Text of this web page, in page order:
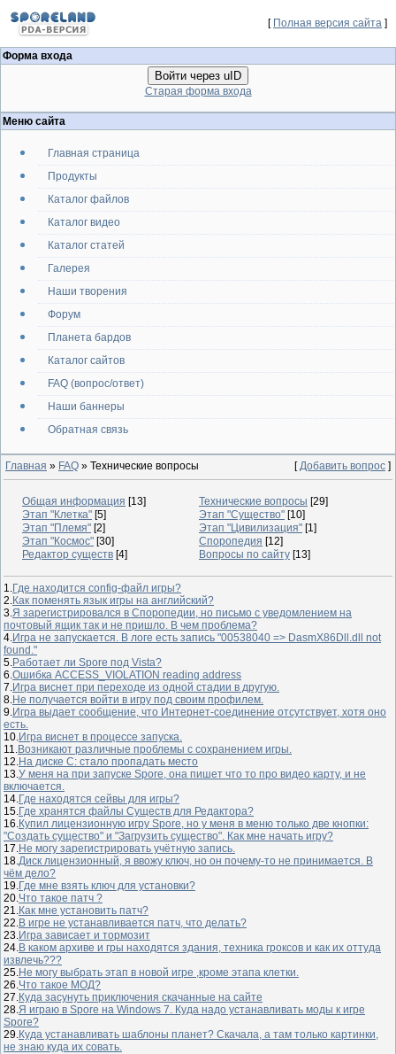
[ Полная версия сайта ]
Форма входа
Войти через uID
Старая форма входа
Меню сайта
Главная страница
Продукты
Каталог файлов
Каталог видео
Каталог статей
Галерея
Наши творения
Форум
Планета бардов
Каталог сайтов
FAQ (вопрос/ответ)
Наши баннеры
Обратная связь
Главная » FAQ » Технические вопросы [Добавить вопрос ]
Общая информация [13] Технические вопросы [29]
Этап "Клетка" [5] Этап "Существо" [10]
Этап "Племя" [2] Этап "Цивилизация" [1]
Этап "Космос" [30] Споропедия [12]
Редактор существ [4] Вопросы по сайту [13]
1.Где находится config-файл игры?
2.Как поменять язык игры на английский?
3.Я зарегистрировался в Споропедии, но письмо с уведомлением на
почтовый ящик так и не пришло. В чем проблема?
4.Игра не запускается. В логе есть запись "00538040 => DasmX86Dll.dll not
found."
5.Работает ли Spore под Vista?
6.Ошибка ACCESS_VIOLATION reading address
7.Игра виснет при переходе из одной стадии в другую.
8.Не получается войти в игру под своим профилем.
9.Игра выдает сообщение, что Интернет-соединение отсутствует, хотя оно
есть.
10.Игра виснет в процессе запуска.
11.Возникают различные проблемы с сохранением игры.
12.На диске С: стало пропадать место
13.У меня на при запуске Spore, она пишет что то про видео карту, и не
включается.
14.Где находятся сейвы для игры?
15.Где хранятся файлы Существ для Редактора?
16.Купил лицензионную игру Spore, но у меня в меню только две кнопки:
"Создать существо" и "Загрузить существо". Как мне начать игру?
17.Не могу зарегистрировать учётную запись.
18.Диск лицензионный, я ввожу ключ, но он почему-то не принимается. В
чём дело?
19.Где мне взять ключ для установки?
20.Что такое патч ?
21.Как мне установить патч?
22.В игре не устанавливается патч, что делать?
23.Игра зависает и тормозит
24.В каком архиве и гры находятся здания, техника гроксов и как их оттуда
извлечь???
25.Не могу выбрать этап в новой игре ,кроме этапа клетки.
26.Что такое МОД?
27.Куда засунуть приключения скачанные на сайте
28.Я играю в Spore на Windows 7. Куда надо устанавливать моды к игре
Spore?
29.Куда устанавливать шаблоны планет? Скачала, а там только картинки,
не знаю куда их совать.